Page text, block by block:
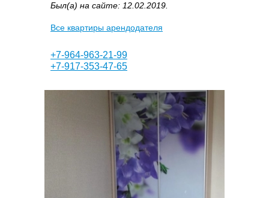
Был(а) на сайте: 12.02.2019.
Все квартиры арендодателя
+7-964-963-21-99
+7-917-353-47-65